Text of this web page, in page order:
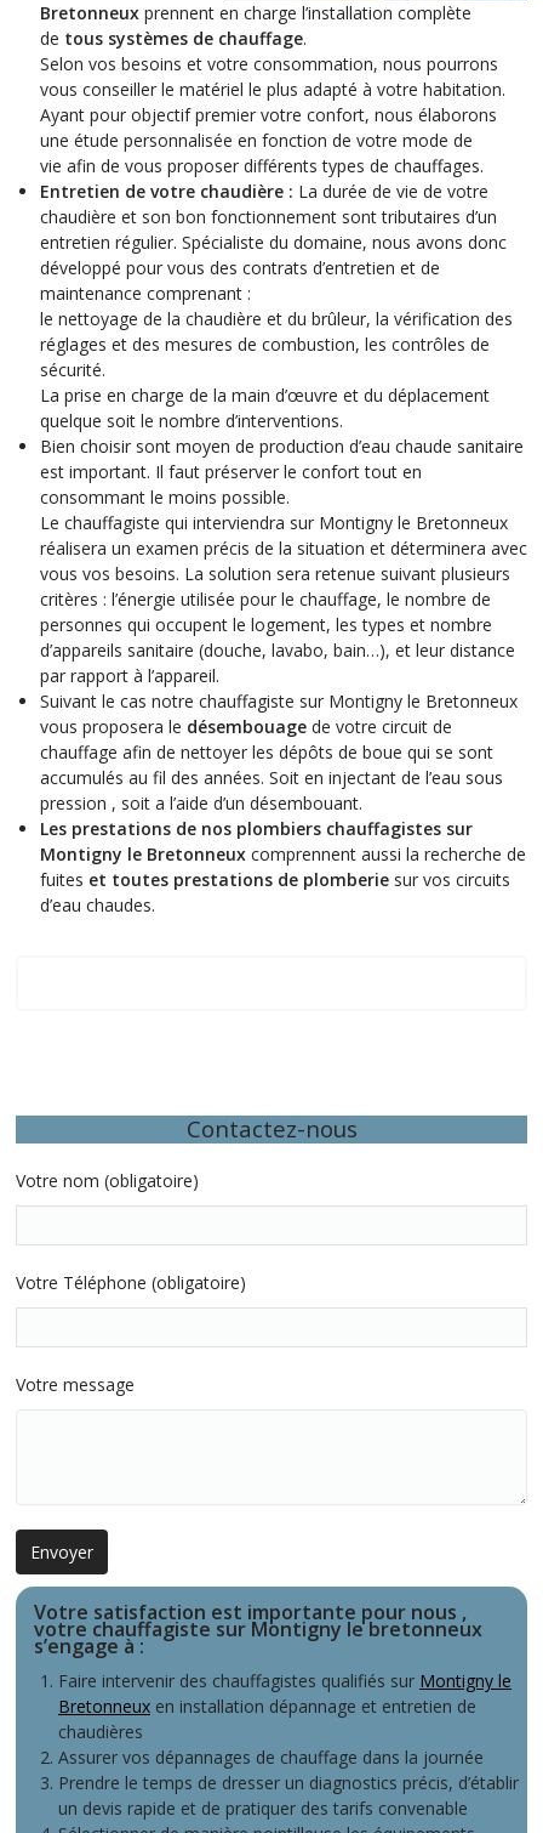
Bretonneux prennent en charge l’installation complète
de tous systèmes de chauffage.
Selon vos besoins et votre consommation, nous pourrons
vous conseiller le matériel le plus adapté à votre habitation.
Ayant pour objectif premier votre confort, nous élaborons
une étude personnalisée en fonction de votre mode de
vie afin de vous proposer différents types de chauffages.
Entretien de votre chaudière : La durée de vie de votre
chaudière et son bon fonctionnement sont tributaires d’un
entretien régulier. Spécialiste du domaine, nous avons donc
développé pour vous des contrats d’entretien et de
maintenance comprenant :
le nettoyage de la chaudière et du brûleur, la vérification des
réglages et des mesures de combustion, les contrôles de
sécurité.
La prise en charge de la main d’œuvre et du déplacement
quelque soit le nombre d’interventions.
Bien choisir sont moyen de production d’eau chaude sanitaire
est important. Il faut préserver le confort tout en
consommant le moins possible.
Le chauffagiste qui interviendra sur Montigny le Bretonneux
réalisera un examen précis de la situation et déterminera avec
vous vos besoins. La solution sera retenue suivant plusieurs
critères : l’énergie utilisée pour le chauffage, le nombre de
personnes qui occupent le logement, les types et nombre
d’appareils sanitaire (douche, lavabo, bain…), et leur distance
par rapport à l’appareil.
Suivant le cas notre chauffagiste sur Montigny le Bretonneux
vous proposera le désembouage de votre circuit de
chauffage afin de nettoyer les dépôts de boue qui se sont
accumulés au fil des années. Soit en injectant de l’eau sous
pression , soit a l’aide d’un désembouant.
Les prestations de nos plombiers chauffagistes sur
Montigny le Bretonneux comprennent aussi la recherche de
fuites et toutes prestations de plomberie sur vos circuits
d’eau chaudes.
Contactez-nous
Votre nom (obligatoire)
Votre Téléphone (obligatoire)
Votre message
Votre satisfaction est importante pour nous ,
votre chauffagiste sur Montigny le bretonneux
s’engage à :
Faire intervenir des chauffagistes qualifiés sur Montigny le
Bretonneux en installation dépannage et entretien de
chaudières
Assurer vos dépannages de chauffage dans la journée
Prendre le temps de dresser un diagnostics précis, d’établir
un devis rapide et de pratiquer des tarifs convenable